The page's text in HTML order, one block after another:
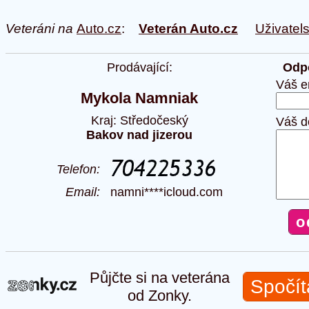
Veteráni na Auto.cz: Veterán Auto.cz
Prodávající:
Mykola Namniak
Kraj: Středočeský
Bakov nad jizerou
Telefon:
Email: namni****icloud.com
Váš
Váš
Půjčte si na veterána
od Zonky.